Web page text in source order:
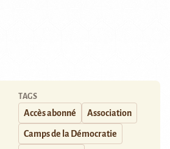
TAGS
Accès abonné Association
Camps de la Démocratie